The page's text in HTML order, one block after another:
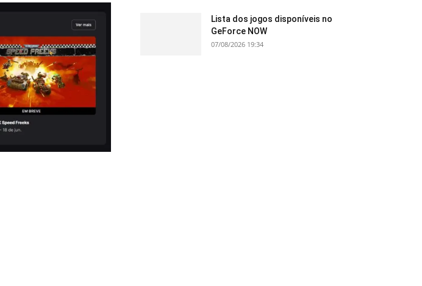
Lista dos jogos disponíveis no
GeForce NOW
07/08/2026 19:34